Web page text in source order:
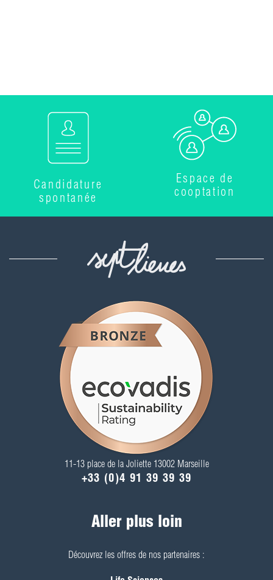
Candidature
spontanée
Espace de
cooptation
11-13 place de la Joliette 13002 Marseille
+33 (0)4 91 39 39 39
Aller plus loin
Découvrez les offres de nos partenaires :